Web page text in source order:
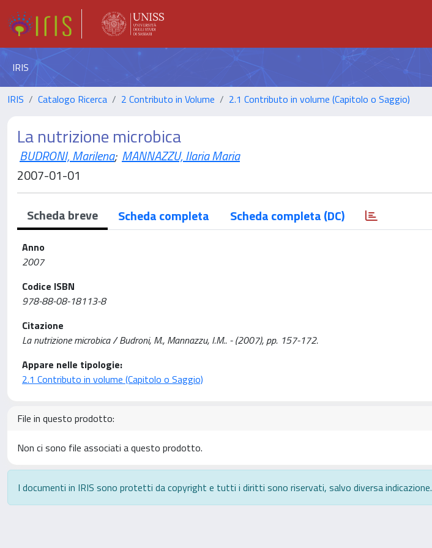
IRIS
IRIS Catalogo Ricerca 2 Contributo in Volume 2.1 Contributo in volume (Capitolo o Saggio)
La nutrizione microbica
BUDRONI, Marilena; MANNAZZU, Ilaria Maria
2007-01-01
Scheda breve Scheda completa Scheda completa (DC)
Anno
2007
Codice ISBN
978-88-08-18113-8
Citazione
La nutrizione microbica / Budroni, M., Mannazzu, I.M.. - (2007), pp. 157-172.
Appare nelle tipologie:
2.1 Contributo in volume (Capitolo o Saggio)
File in questo prodotto:
Non ci sono file associati a questo prodotto.
I documenti in IRIS sono protetti da copyright e tutti i diritti sono riservati, salvo diversa indicazione.